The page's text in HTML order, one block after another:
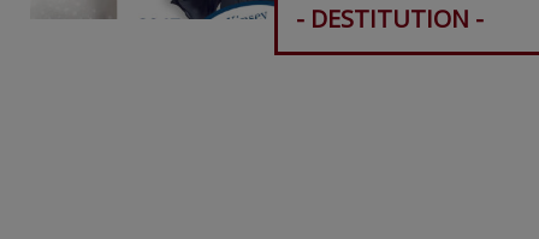
- DESTITUTION -